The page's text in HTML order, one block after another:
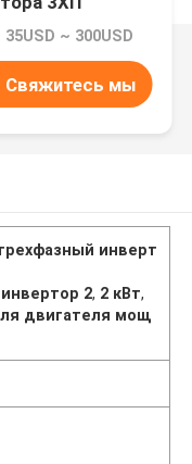
~ 300USD
Свяжитесь мы
инверт
2, 2 кВт,
двигателя мощ